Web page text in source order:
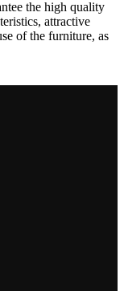
the high quality
attractive
of the furniture, as